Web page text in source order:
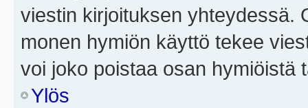
viestin kirjoituksen yhteydessä.
monen hymiön käyttö tekee
voi joko poistaa osan hymiöistä
Ylös